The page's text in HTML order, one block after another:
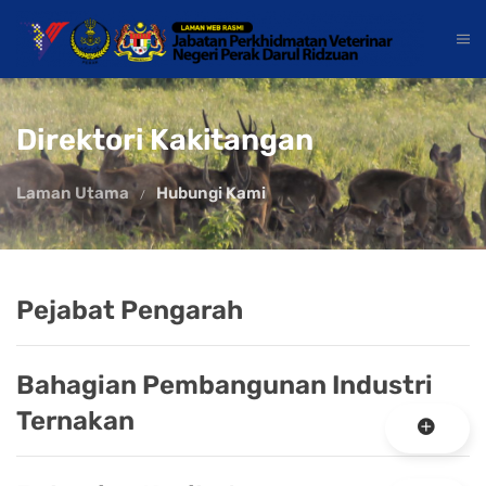
Direktori Kakitangan
Laman Utama Hubungi Kami
Pejabat Pengarah
Bahagian Pembangunan Industri
Ternakan